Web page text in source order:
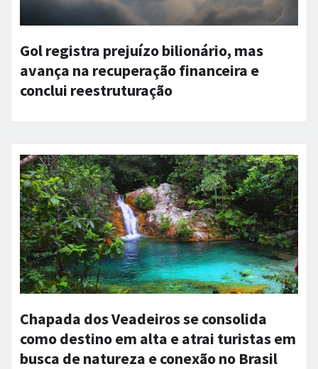
Gol registra prejuízo bilionário, mas
avança na recuperação financeira e
conclui reestruturação
Chapada dos Veadeiros se consolida
como destino em alta e atrai turistas em
busca de natureza e conexão no Brasil